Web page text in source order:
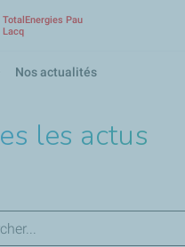
TotalEnergies Pau
Lacq
Nos actualités
les actus